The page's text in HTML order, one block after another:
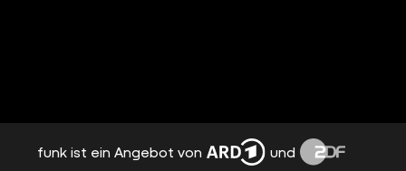
funk ist ein Angebot von und